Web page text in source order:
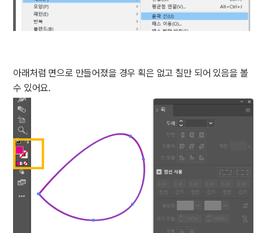
아래처럼 면으로 만들어졌을 경우 획은 없고 칠만 되어 있음을 볼
수 있어요.